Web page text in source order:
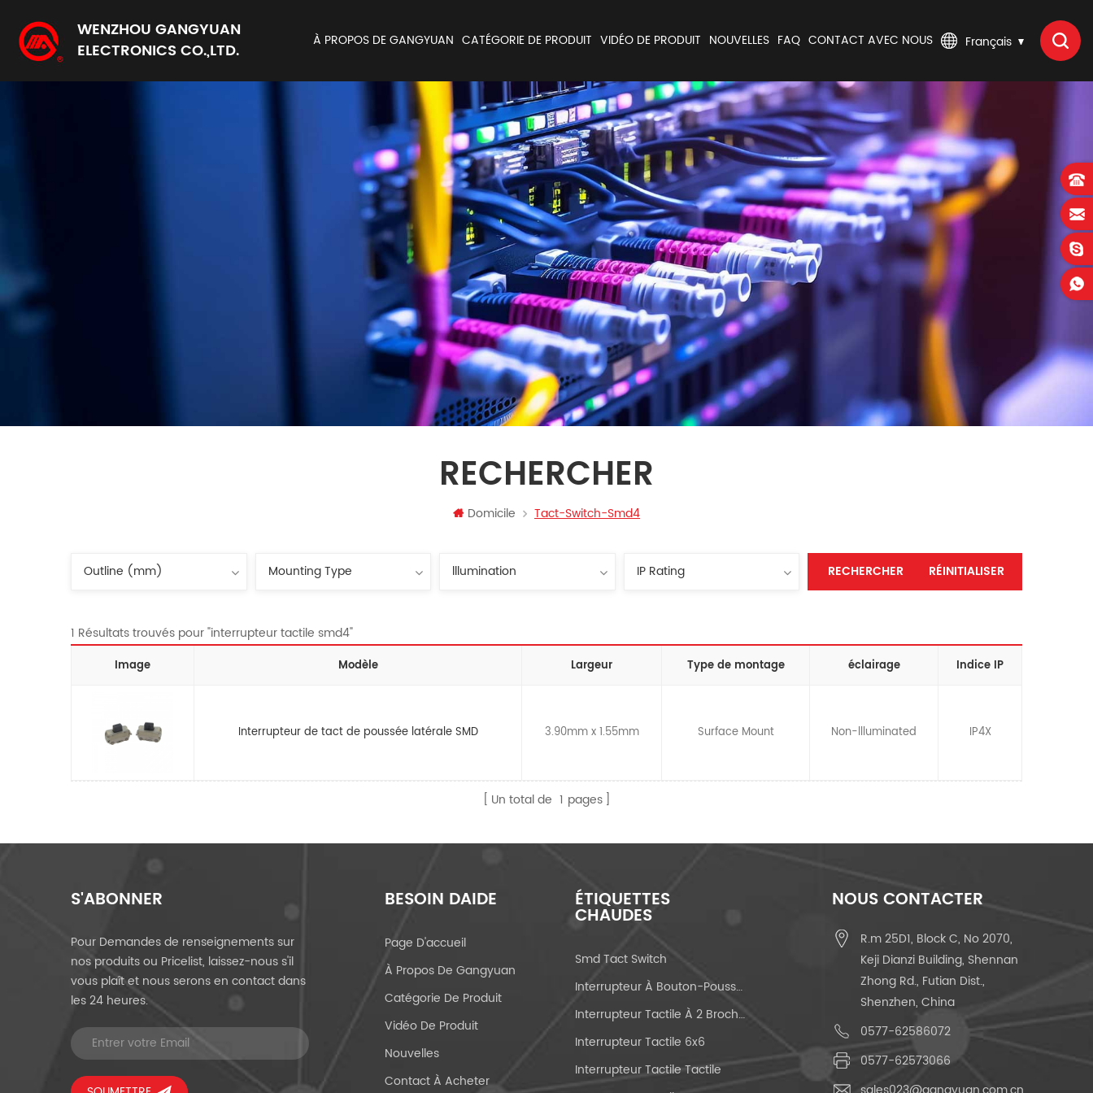
WENZHOU GANGYUAN
ELECTRONICS CO.,LTD.
Français
À PROPOS DE GANGYUAN CATÉGORIE DE PRODUIT VIDÉO DE PRODUIT NOUVELLES FAQ CONTACT AVEC NOUS
RECHERCHER
Domicile Tact-Switch-Smd4
RECHERCHER RÉINITIALISER
1 Résultats trouvés pour "interrupteur tactile smd4"
Image Modèle Largeur Type de montage éclairage Indice IP
Interrupteur de tact de poussée latérale SMD 3.90mm x 1.55mm Surface Mount Non-llluminated IP4X
Un total de 1 pages
S'ABONNER
Pour Demandes de renseignements sur
nos produits ou Pricelist, laissez-nous s'il
vous plaît et nous serons en contact dans
les 24 heures.
BESOIN DAIDE
Page D'accueil
À Propos De Gangyuan
Catégorie De Produit
Vidéo De Produit
Nouvelles
Contact À Acheter
ÉTIQUETTES
CHAUDES
Smd Tact Switch
Interrupteur À Bouton-Poussoir
Interrupteur Tactile À 2 Broches
Interrupteur Tactile 6x6
Interrupteur Tactile Tactile
NOUS CONTACTER
R.m 25D1, Block C, No 2070,
Keji Dianzi Building, Shennan
Zhong Rd., Futian Dist.,
Shenzhen, China
0577-62586072
0577-62573066